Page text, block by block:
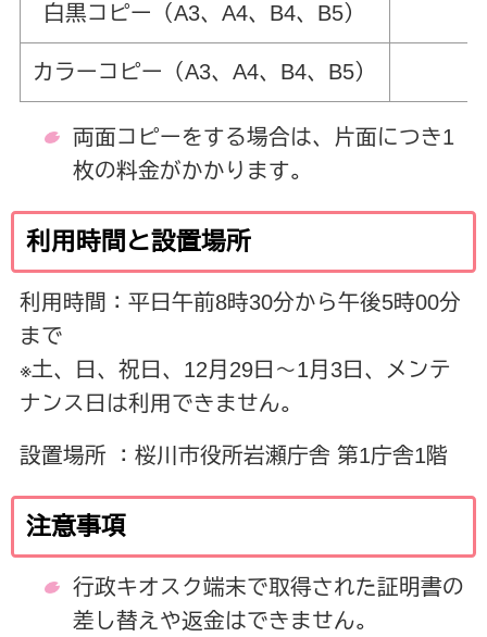
白黒コピー（A3、A4、B4、B5）
カラーコピー（A3、A4、B4、B5）
両面コピーをする場合は、片面につき1
枚の料金がかかります。
利用時間と設置場所
利用時間：平日午前8時30分から午後5時00分
まで
※土、日、祝日、12月29日～1月3日、メンテ
ナンス日は利用できません。
設置場所 ：桜川市役所岩瀬庁舎 第1庁舎1階
注意事項
行政キオスク端末で取得された証明書の
差し替えや返金はできません。